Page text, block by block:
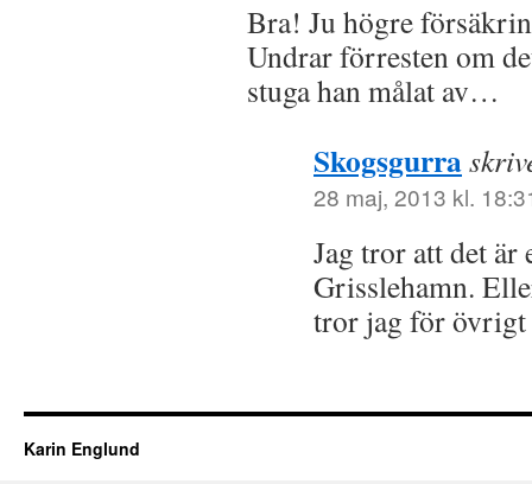
Bra! Ju högre
Undrar förresten om
stuga han målat av…
Skogsgurra
28 maj, 2013 kl.
Jag tror att det
Grisslehamn.
tror jag för övrigt
Karin Englund